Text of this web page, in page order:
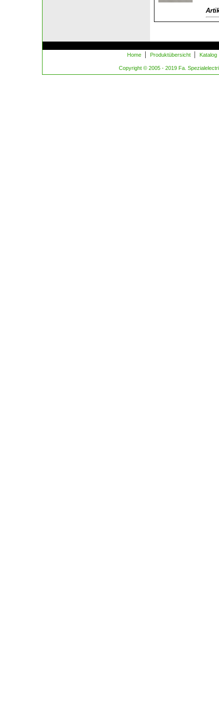
Home | Produktübersicht | Katalog
Copyright © 2005 - 2019 Fa.